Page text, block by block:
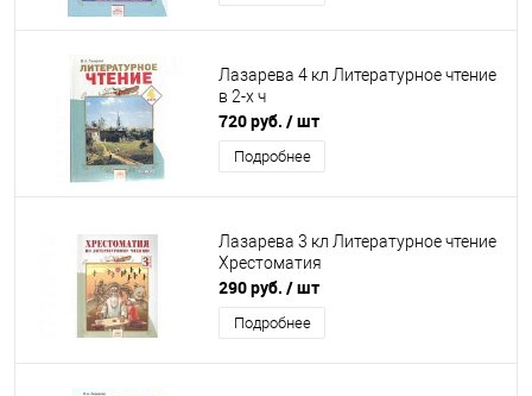
Лазарева 4 кл Литературное чтение
в 2-х ч
720 руб. / шт
Подробнее
Лазарева 3 кл Литературное чтение
Хрестоматия
290 руб. / шт
Подробнее